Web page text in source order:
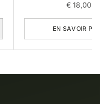
€ 18,00
EN SAVOIR